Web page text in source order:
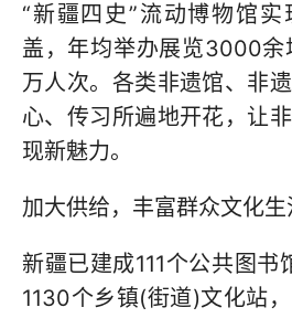
“新疆四史”流动博物馆实
盖，年均举办展览3000
万人次。各类非遗馆、非
心、传习所遍地开花，让
现新魅力。
加大供给，丰富群众文化
新疆已建成111个公共图书
1130个乡镇(街道)文化站，